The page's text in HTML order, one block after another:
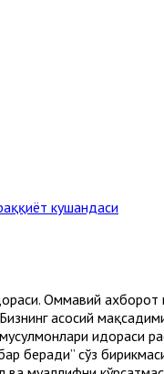
кушандаси
Оммавий ахборот
асосий
идораси
беради” сўз